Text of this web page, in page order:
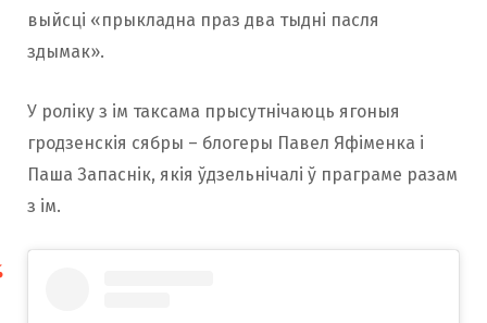
выйсці «прыкладна праз два тыдні пасля
здымак».
У роліку з ім таксама прысутнічаюць ягоныя
гродзенскія сябры – блогеры Павел Яфіменка і
Паша Запаснік, якія ўдзельнічалі ў праграме разам
з ім.